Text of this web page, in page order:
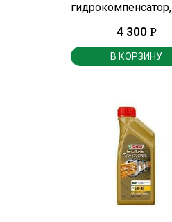
гидрокомпенсатор,
4 300 Р
В КОРЗИНУ